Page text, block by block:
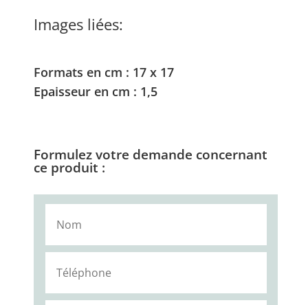
Images liées:
Formats en cm : 17 x 17
Epaisseur en cm : 1,5
Formulez votre demande concernant
ce produit :